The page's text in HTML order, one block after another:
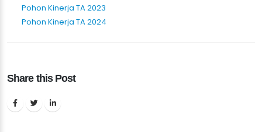
Pohon Kinerja TA 2023
Pohon Kinerja TA 2024
Share this Post